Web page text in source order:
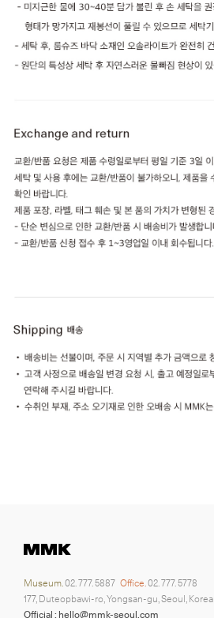
Museum.02. 777. 5887 Office.02. 777. 5778
177, Duteopbawi-ro, Yongsan-gu, Seoul, Korea
Official : hello@mmk-seoul.com